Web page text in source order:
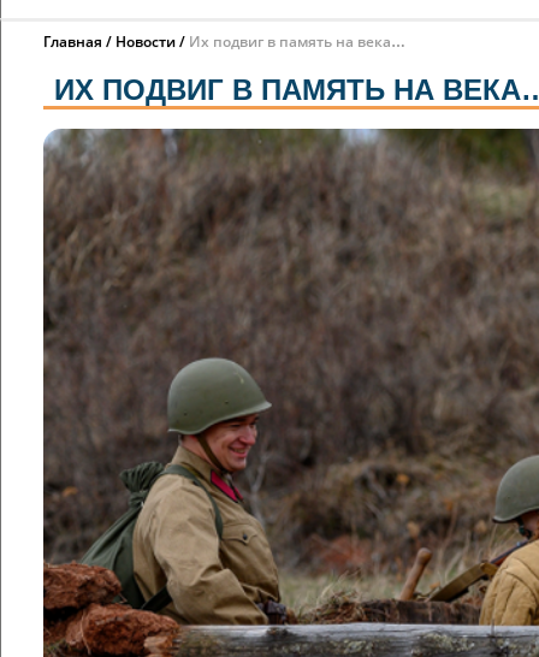
Главная Новости Их подвиг в память на века…
ИХ ПОДВИГ В ПАМЯТЬ НА